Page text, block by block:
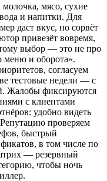
мясо, сухие
и напитки. Для
даст вкус, но сорвёт
привезёт вовремя,
выбор — это не про
меню и оборота».
согласуем
тестовые недели — с
Жалобы фиксируются
с клиентами
удобно видеть
проверяем
быстрый
в том числе по
— резервный
чтобы ночь